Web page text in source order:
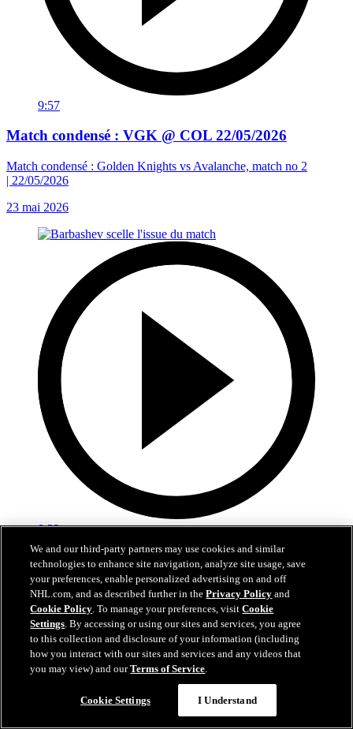
9:57
Match condensé : VGK @ COL 22/05/2026
Match condensé : Golden Knights vs Avalanche, match no 2
| 22/05/2026
23 mai 2026
0:33
Barbashev scelle l'issue du match
VGK@COL: Barbashev confirme la victoire avec son 2e but
23 mai 2026
We and our third-party partners may use cookies and similar
technologies to enhance site navigation, analyze site usage, save
your preferences, enable personalized advertising on and off
NHL.com, and as described further in thePrivacy Policy and
Cookie Policy. To manage your preferences, visitCookie
Settings. By accessing or using our sites and services, you agree
to this collection and disclosure of your information (including
how you interact with our sites and services and any videos that
you may view) and ourTerms of Service.
Cookie Settings I Understand